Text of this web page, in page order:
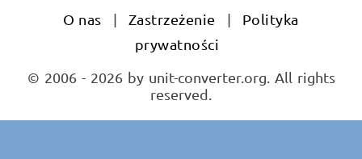
O nas | Zastrzeżenie |
Polityka
prywatności
© 2006 - 2026 by unit-converter.org. All rights
reserved.